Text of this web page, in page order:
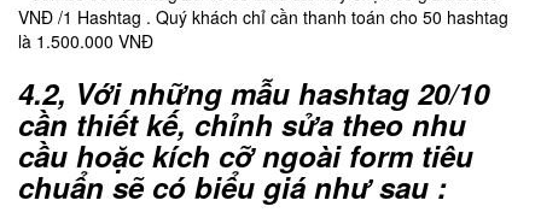
VNĐ /1 Hashtag . Quý khách chỉ cần thanh toán cho 50 hashtag
là 1.500.000 VNĐ
4.2, Với những mẫu hashtag 20/10
cần thiết kế, chỉnh sửa theo nhu
cầu hoặc kích cỡ ngoài form tiêu
chuẩn sẽ có biểu giá như sau :